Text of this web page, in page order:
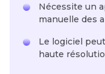
Nécessite un
manuelle des
Le logiciel
haute